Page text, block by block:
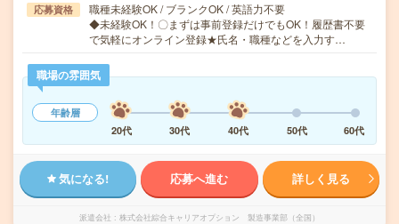
応募資格
職種未経験OK / ブランクOK / 英語力不要
◆未経験OK！〇まずは事前登録だけでもOK！履歴書不要
で気軽にオンライン登録★氏名・職種などを入力す…
職場の雰囲気
年齢層
20代
30代 40代 50代 60代
気になる! 応募へ進む 詳しく見る
派遣会社 株式会社綜合キャリアオプション 製造事業部（全国）